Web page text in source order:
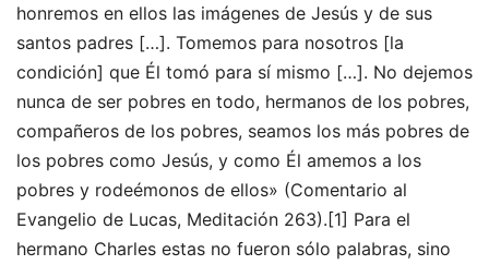
honremos en ellos las imágenes de Jesús y de sus
santos padres […]. Tomemos para nosotros [la
condición] que Él tomó para sí mismo […]. No dejemos
nunca de ser pobres en todo, hermanos de los pobres,
compañeros de los pobres, seamos los más pobres de
los pobres como Jesús, y como Él amemos a los
pobres y rodeémonos de ellos» (Comentario al
Evangelio de Lucas, Meditación 263).[1] Para el
hermano Charles estas no fueron sólo palabras, sino